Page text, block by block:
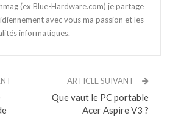
(ex Blue-Hardware.com) je partage
avec vous ma passion et les
informatiques.
ARTICLE SUIVANT
Que vaut le PC portable
Acer Aspire V3 ?